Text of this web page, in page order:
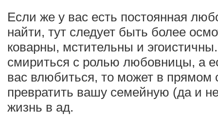
Если же у вас есть постоянная
найти, тут следует быть более
коварны, мстительны и
смириться с ролью любовницы, а
вас влюбиться, то может в прямом
превратить вашу семейную (да и
жизнь в ад.